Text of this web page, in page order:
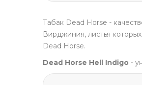
Табак Dead Horse -
Вирджиния, листья
Dead Horse.
Dead Horse Hell Indigo -